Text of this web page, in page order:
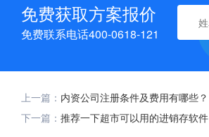
免费获取方案报价
免费联系电话400-0618-121
上一篇： 内资公司注册条件及费用有哪些？
下一篇： 推荐一下超市可以用的进销存软件